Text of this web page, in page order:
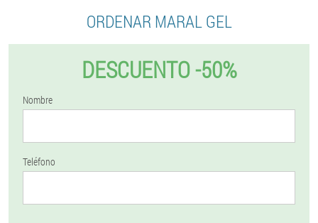
ORDENAR MARAL GEL
DESCUENTO -50%
Nombre
Teléfono